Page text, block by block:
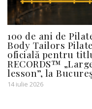
100 de ani de
Body Tailors
oficială pentru
RECORDS™
lesson”, la
14 iulie 2026